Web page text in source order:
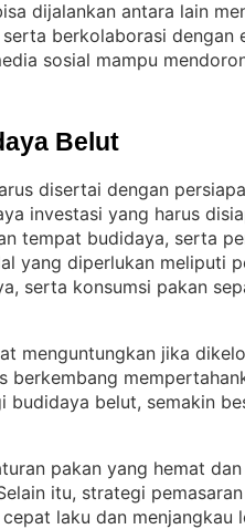
dijalankan antara lain
berkolaborasi dengan
sosial mampu
Belut
disertai dengan
investasi yang harus
tempat budidaya, serta
yang diperlukan meliputi
serta konsumsi pakan
menguntungkan jika
berkembang
budidaya belut, semakin
pakan yang hemat
itu, strategi
laku dan menjangkau